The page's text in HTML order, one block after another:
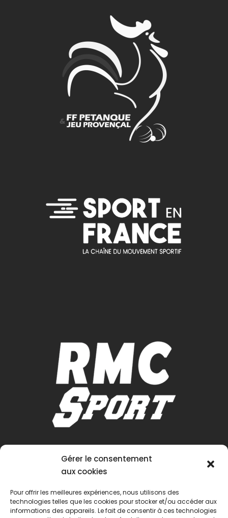
Gérer le consentement
aux cookies
Pour offrir les meilleures expériences, nous utilisons des
technologies telles que les cookies pour stocker et/ou accéder aux
informations des appareils. Le fait de consentir à ces technologies